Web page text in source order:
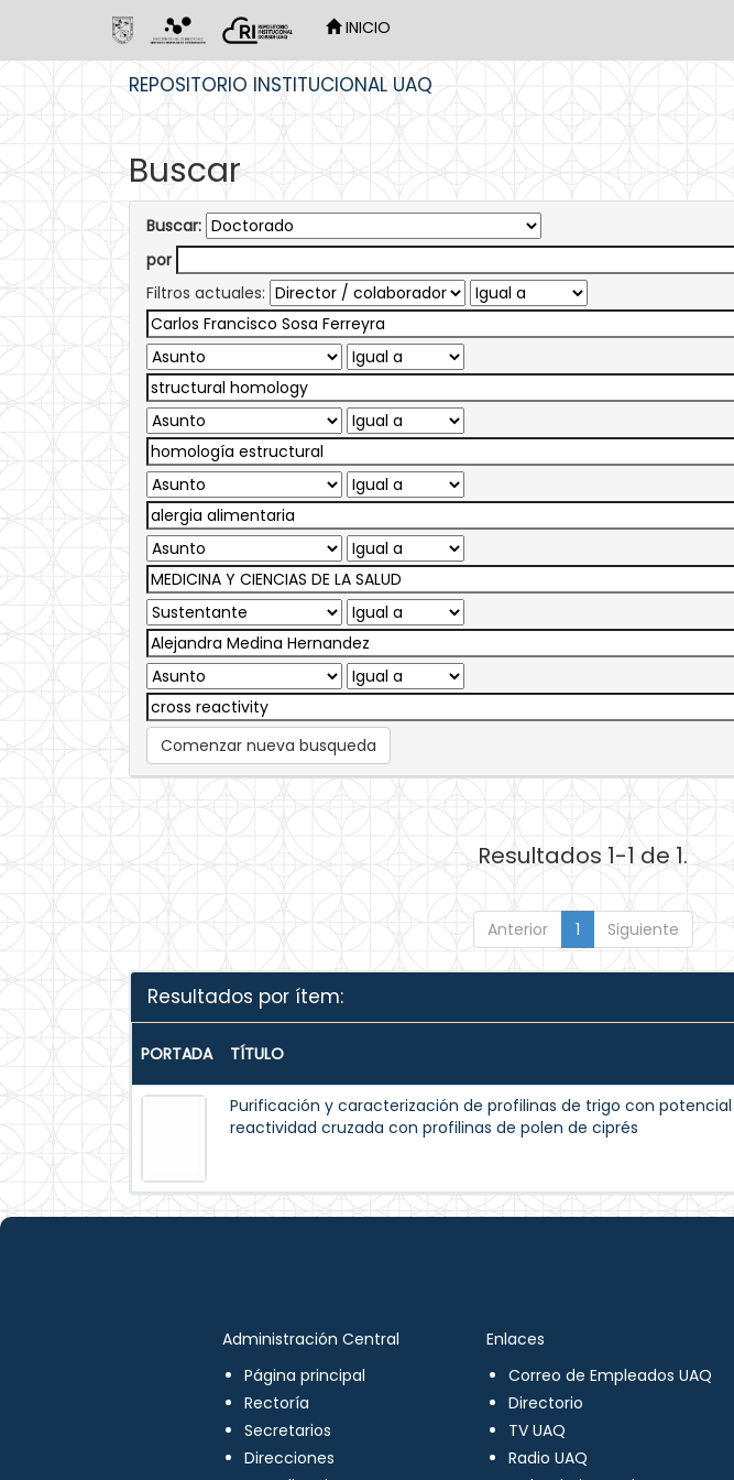
INICIO
REPOSITORIO INSTITUCIONAL UAQ
Buscar
Buscar:
por
Filtros actuales:
Comenzar nueva busqueda
Resultados 1-1 de 1.
Anterior 1 Siguiente
Resultados por ítem:
PORTADA TÍTULO
Purificación y caracterización de profilinas de trigo con potencial
reactividad cruzada con profilinas de polen de ciprés
Administración Central
Página principal
Rectoría
Secretarios
Direcciones
Enlaces
Correo de Empleados UAQ
Directorio
TV UAQ
Radio UAQ